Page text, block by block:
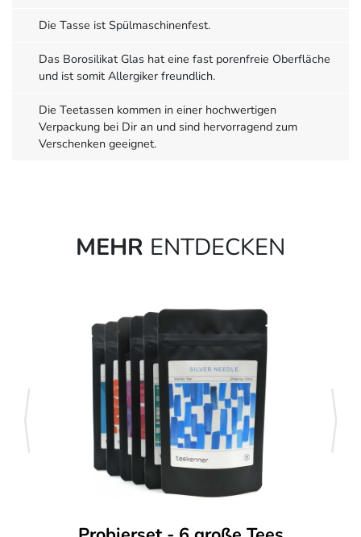
Die Tasse ist Spülmaschinenfest.
Das Borosilikat Glas hat eine fast porenfreie Oberfläche
und ist somit Allergiker freundlich.
Die Teetassen kommen in einer hochwertigen
Verpackung bei Dir an und sind hervorragend zum
Verschenken geeignet.
MEHR ENTDECKEN
zurück